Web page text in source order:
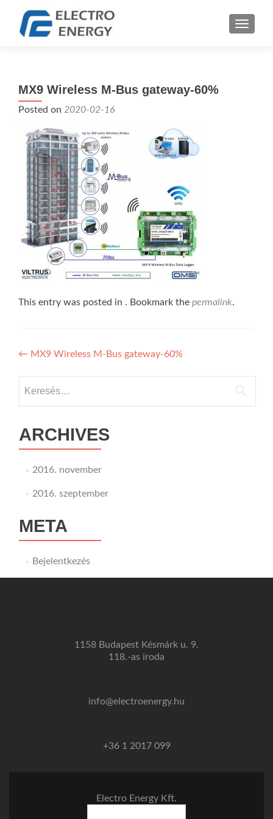
MX9 Wireless M-Bus gateway-60%
Posted on 2020-02-16
This entry was posted in . Bookmark the permalink.
Bejegyzés
navigáció
← MX9 Wireless M-Bus gateway-60%
ARCHIVES
2016. november
2016. szeptember
META
Bejelentkezés
1158 Budapest Késmárk u. 9.
118.-as iroda
info@electroenergy.hu
+36 1 2017 099
Electro Energy Kft.